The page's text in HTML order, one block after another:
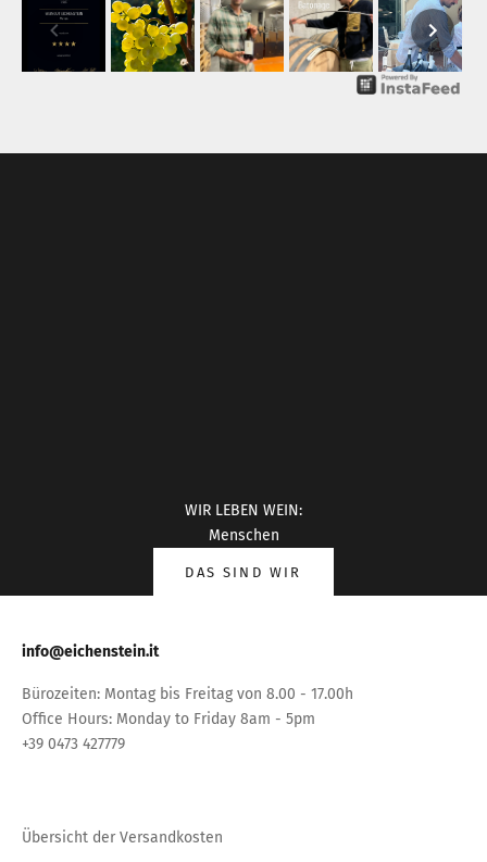
WIR LEBEN WEIN:
Menschen
DAS SIND WIR
info@eichenstein.it
Bürozeiten: Montag bis Freitag von 8.00 - 17.00h
Office Hours: Monday to Friday 8am - 5pm
+39 0473 427779
Übersicht der Versandkosten